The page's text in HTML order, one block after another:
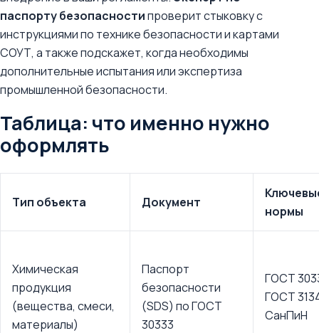
паспорту безопасностипроверит стыковку с
инструкциями по технике безопасности и картами
СОУТ, а также подскажет, когда необходимы
дополнительные испытания или экспертиза
промышленной безопасности.
Таблица: что именно нужно
оформлять
Тип объекта Документ
нормы
Химическая
продукция
(вещества, смеси,
материалы)
Паспорт
безопасности
(SDS) по ГОСТ
30333
ГОСТ
ГОСТ
СанПиН